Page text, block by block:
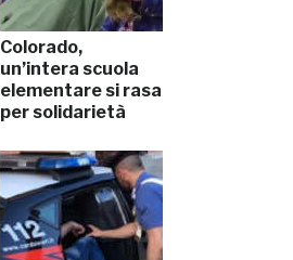
Colorado,
un’intera scuola
elementare si rasa
per solidarietà